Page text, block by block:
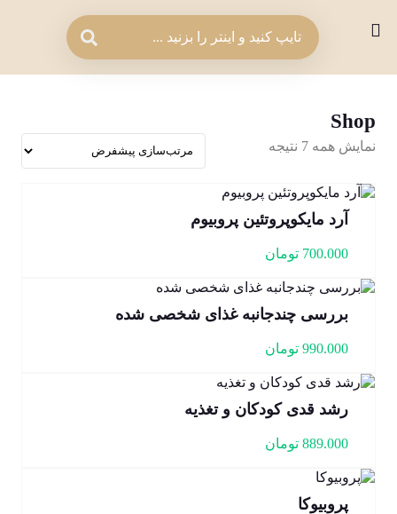
Shop
نمایش همه 7 نتیجه
آرد مایکوپروتئین پروبیوم
700.000 تومان
بررسی چندجانبه غذای شخصی شده
990.000 تومان
رشد قدی کودکان و تغذیه
889.000 تومان
پروبیوکا